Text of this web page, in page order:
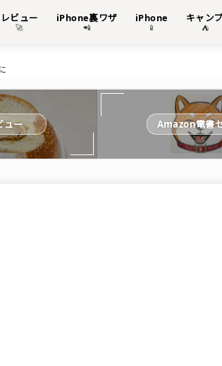
レビュー
🚀
iPhone裏ワザ
📲
iPhone
📱
キャン
⛺
ュー Amazon電書